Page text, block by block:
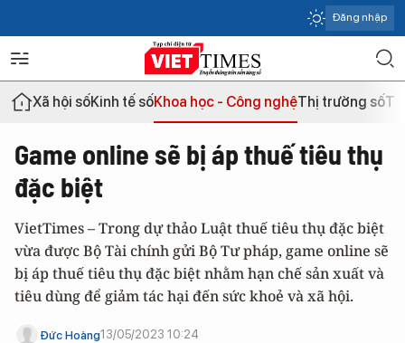
Đăng nhập
Xã hội sốKinh tế sốKhoa học - Công nghệThị trường số
Game online sẽ bị áp thuế tiêu thụ
đặc biệt
VietTimes – Trong dự thảo Luật thuế tiêu thụ đặc biệt
vừa được Bộ Tài chính gửi Bộ Tư pháp, game online sẽ
bị áp thuế tiêu thụ đặc biệt nhằm hạn chế sản xuất và
tiêu dùng để giảm tác hại đến sức khoẻ và xã hội.
Đức Hoàng13/05/2023 10:24